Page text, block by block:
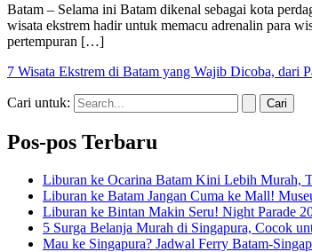
Batam – Selama ini Batam dikenal sebagai kota
wisata ekstrem hadir untuk memacu adrenalin para
pertempuran […]
7 Wisata Ekstrem di Batam yang Wajib Dicoba, dari
Cari untuk:
Pos-pos Terbaru
Liburan ke Ocarina Batam Kini Lebih Murah,
Liburan ke Batam Jangan Cuma ke Mall!
Liburan ke Bintan Makin Seru! Night Parade
5 Surga Belanja Murah di Singapura, Cocok
Mau ke Singapura? Jadwal Ferry Batam-